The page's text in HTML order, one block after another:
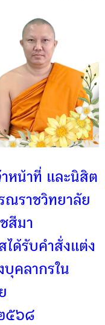
หน้าที่ และนิสิต
ณราชวิทยาลัย
สีมา
ได้รับคำสั่งแต่ง
บุคลากรใน
๕๖๘